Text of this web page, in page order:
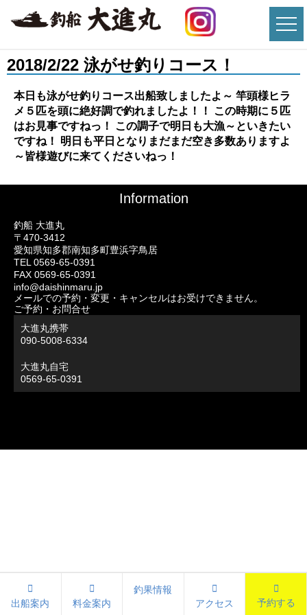
2018/2/22 泳がせ釣りコース！
本日も泳がせ釣りコース出船致しましたよ～ 竿頭様ヒラ
メ５匹を頭に絶好調で釣れましたよ！！ この時期に５匹
はお見事ですねっ！ この調子で明日も大漁～といきたい
ですね！ 明日も平日となりまだまだ空き多数ありますよ
～皆様遊びに来てくださいねっ！
Information
釣船 大進丸
〒470-3412
愛知県知多郡南知多町豊浜字鳥居
TEL 0569-65-0391
FAX 0569-65-0391
info@daishinmaru.jp
メールでの予約・変更・キャンセルはお受けできません。
ご予約・お問合せ
大進丸携帯
090-5008-6334
大進丸自宅
0569-65-0391
出船案内 料金案内
釣果情報
アクセス
予約する